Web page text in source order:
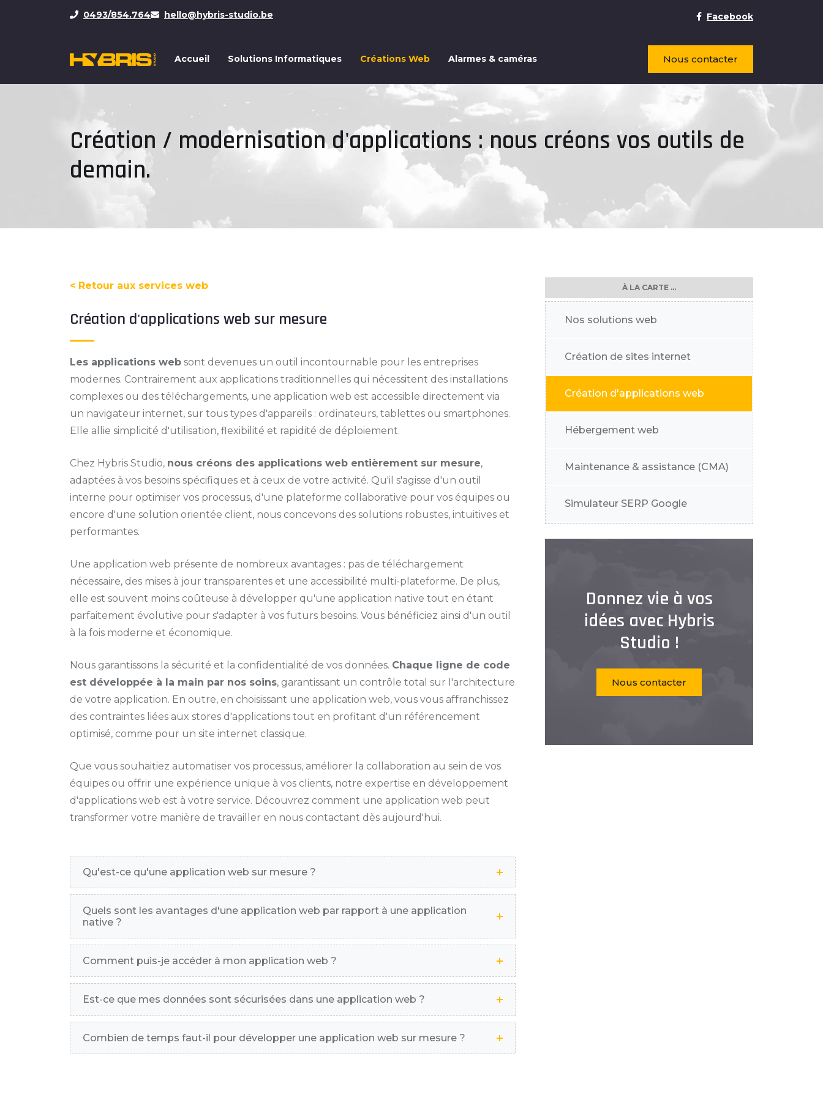
0493/854.764 hello@hybris-studio.be Facebook
Accueil Solutions Informatiques Créations Web Alarmes & caméras Nous contacter
Création / modernisation d'applications : nous créons vos outils de
demain.
< Retour aux services web
Création d'applications web sur mesure
Les applications web sont devenues un outil incontournable pour les entreprises
modernes. Contrairement aux applications traditionnelles qui nécessitent des installations
complexes ou des téléchargements, une application web est accessible directement via
un navigateur internet, sur tous types d'appareils : ordinateurs, tablettes ou smartphones.
Elle allie simplicité d'utilisation, flexibilité et rapidité de déploiement.
Chez Hybris Studio, nous créons des applications web entièrement sur mesure,
adaptées à vos besoins spécifiques et à ceux de votre activité. Qu'il s'agisse d'un outil
interne pour optimiser vos processus, d'une plateforme collaborative pour vos équipes ou
encore d'une solution orientée client, nous concevons des solutions robustes, intuitives et
performantes.
Une application web présente de nombreux avantages : pas de téléchargement
nécessaire, des mises à jour transparentes et une accessibilité multi-plateforme. De plus,
elle est souvent moins coûteuse à développer qu'une application native tout en étant
parfaitement évolutive pour s'adapter à vos futurs besoins. Vous bénéficiez ainsi d'un outil
à la fois moderne et économique.
Nous garantissons la sécurité et la confidentialité de vos données. Chaque ligne de code
est développée à la main par nos soins, garantissant un contrôle total sur l'architecture
de votre application. En outre, en choisissant une application web, vous vous affranchissez
des contraintes liées aux stores d'applications tout en profitant d'un référencement
optimisé, comme pour un site internet classique.
Que vous souhaitiez automatiser vos processus, améliorer la collaboration au sein de vos
équipes ou offrir une expérience unique à vos clients, notre expertise en développement
d'applications web est à votre service. Découvrez comment une application web peut
transformer votre manière de travailler en nous contactant dès aujourd'hui.
Qu'est-ce qu'une application web sur mesure ?
Quels sont les avantages d'une application web par rapport à une application
native ?
Comment puis-je accéder à mon application web ?
Est-ce que mes données sont sécurisées dans une application web ?
Combien de temps faut-il pour développer une application web sur mesure ?
À LA CARTE ...
Nos solutions web
Création de sites internet
Création d'applications web
Hébergement web
Maintenance & assistance (CMA)
Simulateur SERP Google
Donnez vie à vos
idées avec Hybris
Studio !
Nous contacter